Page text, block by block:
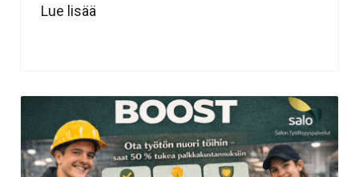
Lue lisää